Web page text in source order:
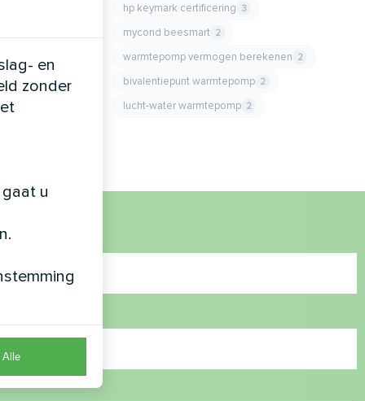
hp keymark certificering 3
mycond beesmart 2
warmtepomp vermogen berekenen 2
bivalentiepunt warmtepomp 2
lucht-water warmtepomp 2
en
zonder
u
Alle